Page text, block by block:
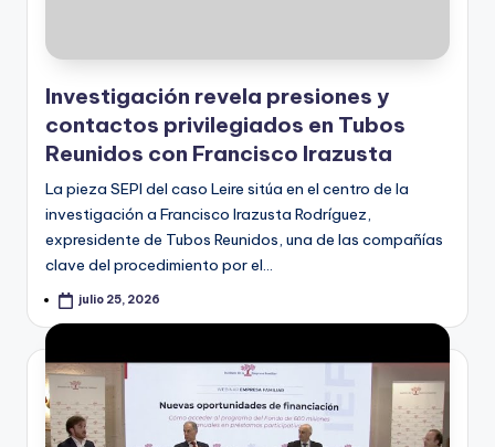
Investigación revela presiones y
contactos privilegiados en Tubos
Reunidos con Francisco Irazusta
La pieza SEPI del caso Leire sitúa en el centro de la
investigación a Francisco Irazusta Rodríguez,
expresidente de Tubos Reunidos, una de las compañías
clave del procedimiento por el…
julio 25, 2026